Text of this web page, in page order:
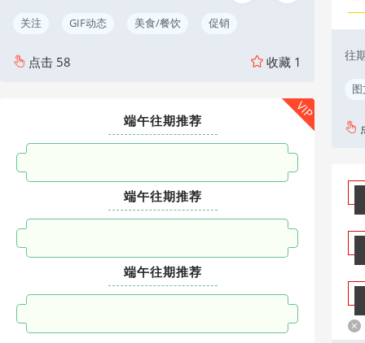
关注 GIF动态 美食/餐饮 促销
点击 58 收藏 1
端午往期推荐
端午往期推荐
端午往期推荐
VIP
往